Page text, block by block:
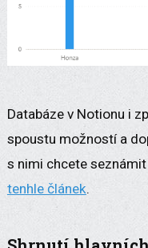
Databáze v Notionu i
spoustu možností a
s nimi chcete
tenhle článek.